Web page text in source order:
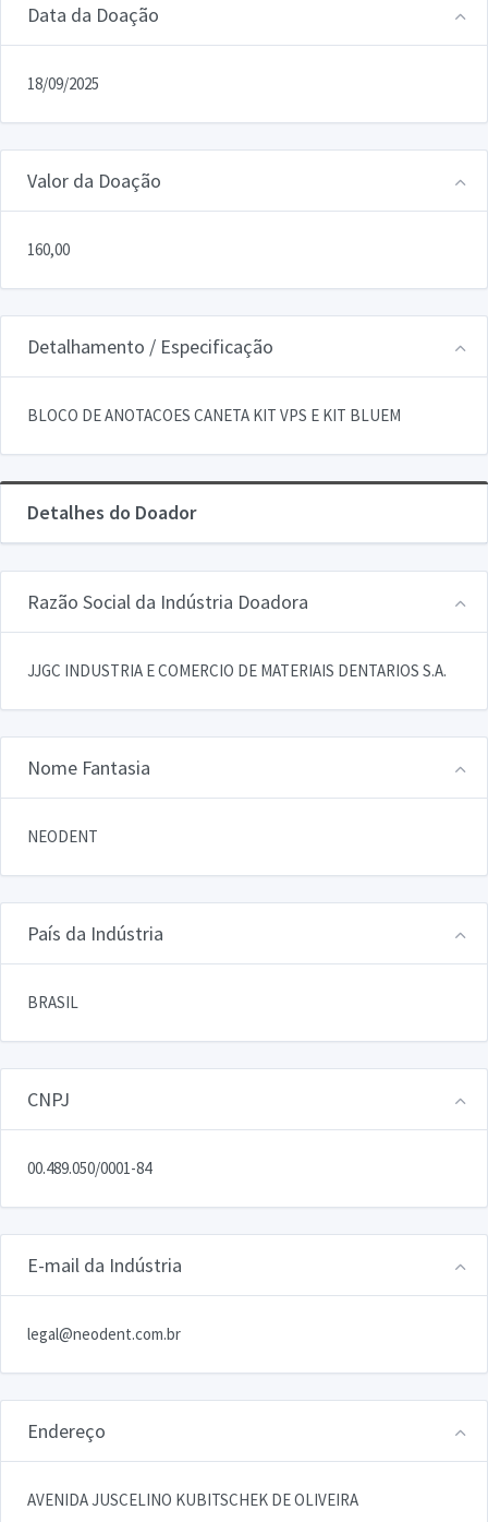
Data da Doação
18/09/2025
Valor da Doação
160,00
Detalhamento / Especificação
BLOCO DE ANOTACOES CANETA KIT VPS E KIT BLUEM
Detalhes do Doador
Razão Social da Indústria Doadora
JJGC INDUSTRIA E COMERCIO DE MATERIAIS DENTARIOS S.A.
Nome Fantasia
NEODENT
País da Indústria
BRASIL
CNPJ
00.489.050/0001-84
E-mail da Indústria
legal@neodent.com.br
Endereço
AVENIDA JUSCELINO KUBITSCHEK DE OLIVEIRA